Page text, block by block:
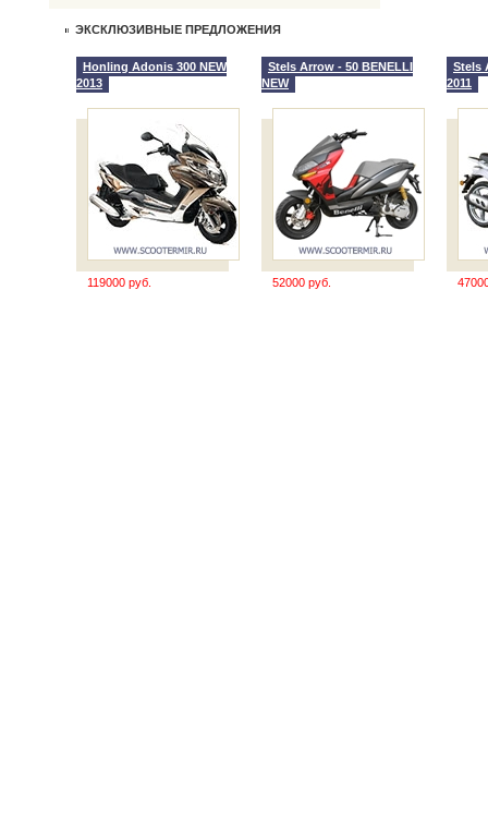
ЭКСКЛЮЗИВНЫЕ ПРЕДЛОЖЕНИЯ
Honling Adonis 300 NEW
2013
119000 руб.
Stels Arrow - 50 BENELLI
NEW
52000 руб.
Stels
2011